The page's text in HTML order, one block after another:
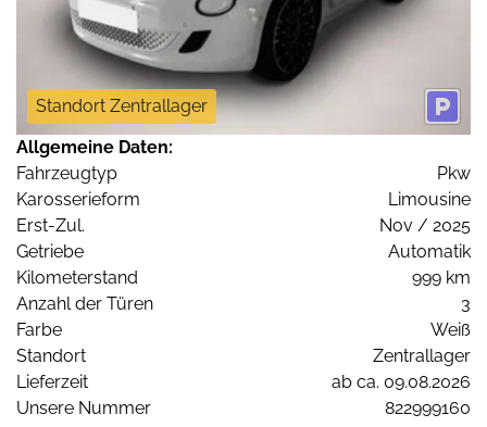
Standort Zentrallager
Allgemeine Daten:
Fahrzeugtyp
Pkw
Karosserieform
Limousine
Erst-Zul.
Nov / 2025
Getriebe
Automatik
Kilometerstand
999 km
Anzahl der Türen
3
Farbe
Weiß
Standort
Zentrallager
Lieferzeit
ab ca. 09.08.2026
Unsere Nummer
822999160